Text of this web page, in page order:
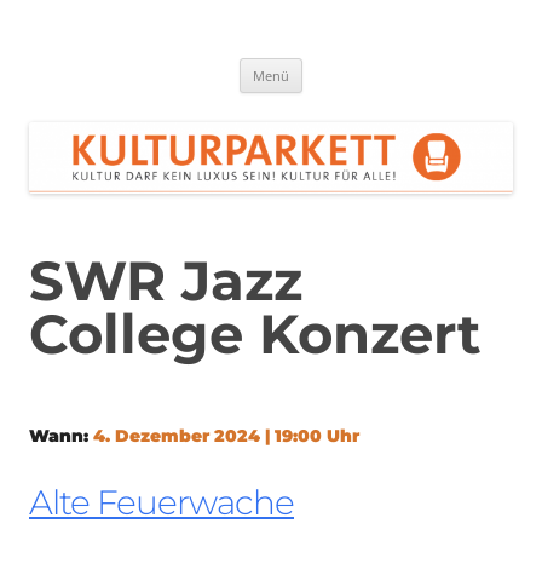
Menü
SWR Jazz
College Konzert
Wann: 4. Dezember 2024 | 19:00 Uhr
Alte Feuerwache